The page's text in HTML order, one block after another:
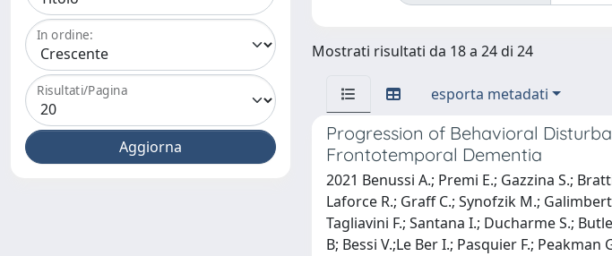
In ordine:
Risultati/Pagina
Mostrati risultati da 18 a 24 di 24
esporta metadati
Progression of Behavioral
Frontotemporal Dementia
2021 Benussi A.; Premi E.; Gazzina S.;
Laforce R.; Graff C.; Synofzik M.;
Tagliavini F.; Santana I.; Ducharme S.;
B; Bessi V.;Le Ber I.; Pasquier F.;